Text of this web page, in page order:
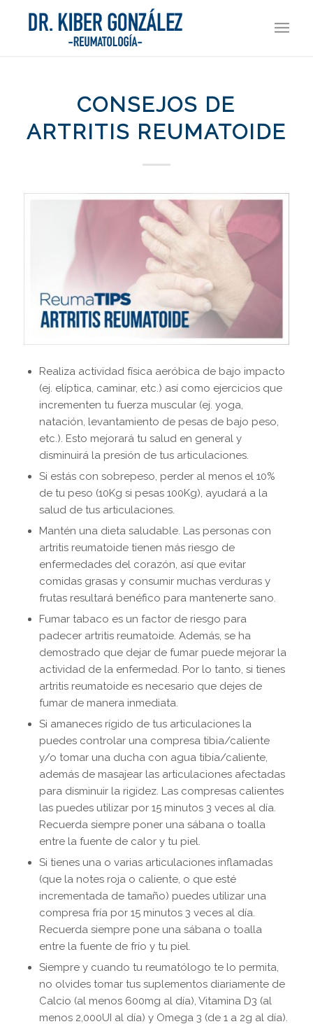
CONSEJOS DE
ARTRITIS REUMATOIDE
Realiza actividad física aeróbica de bajo impacto
(ej. elíptica, caminar, etc.) así como ejercicios que
incrementen tu fuerza muscular (ej. yoga,
natación, levantamiento de pesas de bajo peso,
etc.). Esto mejorará tu salud en general y
disminuirá la presión de tus articulaciones.
Si estás con sobrepeso, perder al menos el 10%
de tu peso (10Kg si pesas 100Kg), ayudará a la
salud de tus articulaciones.
Mantén una dieta saludable. Las personas con
artritis reumatoide tienen más riesgo de
enfermedades del corazón, así que evitar
comidas grasas y consumir muchas verduras y
frutas resultará benéfico para mantenerte sano.
Fumar tabaco es un factor de riesgo para
padecer artritis reumatoide. Además, se ha
demostrado que dejar de fumar puede mejorar la
actividad de la enfermedad. Por lo tanto, si tienes
artritis reumatoide es necesario que dejes de
fumar de manera inmediata.
Si amaneces rígido de tus articulaciones la
puedes controlar una compresa tibia/caliente
y/o tomar una ducha con agua tibia/caliente,
además de masajear las articulaciones afectadas
para disminuir la rigidez. Las compresas calientes
las puedes utilizar por 15 minutos 3 veces al día.
Recuerda siempre poner una sábana o toalla
entre la fuente de calor y tu piel.
Si tienes una o varias articulaciones inflamadas
(que la notes roja o caliente, o que esté
incrementada de tamaño) puedes utilizar una
compresa fría por 15 minutos 3 veces al día.
Recuerda siempre pone una sábana o toalla
entre la fuente de frío y tu piel.
Siempre y cuando tu reumatólogo te lo permita,
no olvides tomar tus suplementos diariamente de
Calcio (al menos 600mg al día), Vitamina D3 (al
menos 2,000UI al día) y Omega 3 (de 1 a 2g al día).